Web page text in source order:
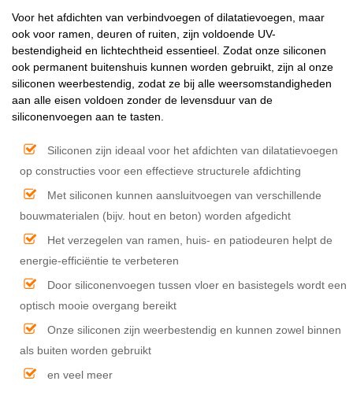
Voor het afdichten van verbindvoegen of dilatatievoegen, maar
ook voor ramen, deuren of ruiten, zijn voldoende UV-
bestendigheid en lichtechtheid essentieel. Zodat onze siliconen
ook permanent buitenshuis kunnen worden gebruikt, zijn al onze
siliconen weerbestendig, zodat ze bij alle weersomstandigheden
aan alle eisen voldoen zonder de levensduur van de
siliconenvoegen aan te tasten.
Siliconen zijn ideaal voor het afdichten van dilatatievoegen
op constructies voor een effectieve structurele afdichting
Met siliconen kunnen aansluitvoegen van verschillende
bouwmaterialen (bijv. hout en beton) worden afgedicht
Het verzegelen van ramen, huis- en patiodeuren helpt de
energie-efficiëntie te verbeteren
Door siliconenvoegen tussen vloer en basistegels wordt een
optisch mooie overgang bereikt
Onze siliconen zijn weerbestendig en kunnen zowel binnen
als buiten worden gebruikt
en veel meer